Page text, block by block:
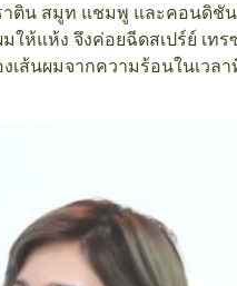
าติน สมูท แชมพู และคอนดิชั
ให้แห้ง จึงค่อยฉีดสเปร์ย์ เท
เส้นผมจากความร้อนในเวล